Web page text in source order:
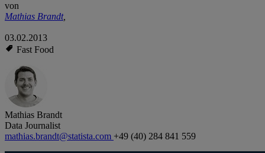
von
Mathias Brandt,
03.02.2013
Fast Food
Mathias Brandt
Data Journalist
mathias.brandt@statista.com +49 (40) 284 841 559